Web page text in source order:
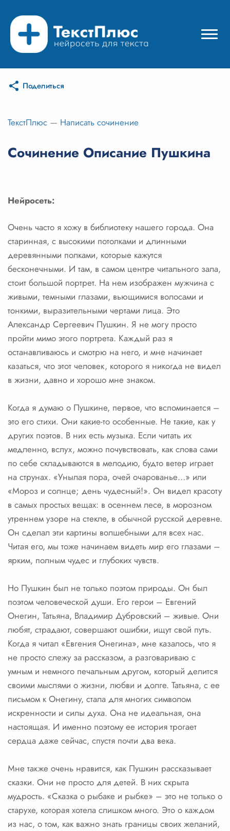
Режимы нейросети
Цены
Вход
Поделиться
ТекстПлюс — Написать сочинение
Сочинение Описание Пушкина
Нейросеть:
Очень часто я хожу в библиотеку нашего города. Она
старинная, с высокими потолками и длинными
деревянными полками, которые кажутся
бесконечными. И там, в самом центре читального зала,
стоит большой портрет. На нем изображен мужчина с
живыми, темными глазами, вьющимися волосами и
тонкими, выразительными чертами лица. Это
Александр Сергеевич Пушкин. Я не могу просто
пройти мимо этого портрета. Каждый раз я
останавливаюсь и смотрю на него, и мне начинает
казаться, что этот человек, которого я никогда не видел
в жизни, давно и хорошо мне знаком.
Когда я думаю о Пушкине, первое, что вспоминается –
это его стихи. Они какие-то особенные. Не такие, как у
других поэтов. В них есть музыка. Если читать их
медленно, вслух, можно почувствовать, как слова сами
по себе складываются в мелодию, будто ветер играет
на струнах. «Унылая пора, очей очарованье…» или
«Мороз и солнце; день чудесный!». Он видел красоту
в самых простых вещах: в осеннем лесе, в морозном
утреннем узоре на стекле, в обычной русской деревне.
Он сделал эти картины волшебными для всех нас.
Читая его, мы тоже начинаем видеть мир его глазами –
ярким, полным чудес и глубоких чувств.
Но Пушкин был не только поэтом природы. Он был
поэтом человеческой души. Его герои – Евгений
Онегин, Татьяна, Владимир Дубровский – живые. Они
любят, страдают, совершают ошибки, ищут свой путь.
Когда я читал «Евгения Онегина», мне казалось, что я
не просто слежу за рассказом, а разговариваю с
умным и немного печальным другом, который делится
своими мыслями о жизни, любви и долге. Татьяна, с ее
письмом к Онегину, стала для многих символом
искренности и силы духа. Она не идеальная, она
настоящая. И именно поэтому ее история трогает
сердца даже сейчас, спустя почти два века.
Мне также очень нравится, как Пушкин рассказывает
сказки. Они не просто для детей. В них скрыта
мудрость. «Сказка о рыбаке и рыбке» – это не только о
старухе, которая хотела слишком много. Это о каждом
из нас, о том, как важно знать границы своих желаний,